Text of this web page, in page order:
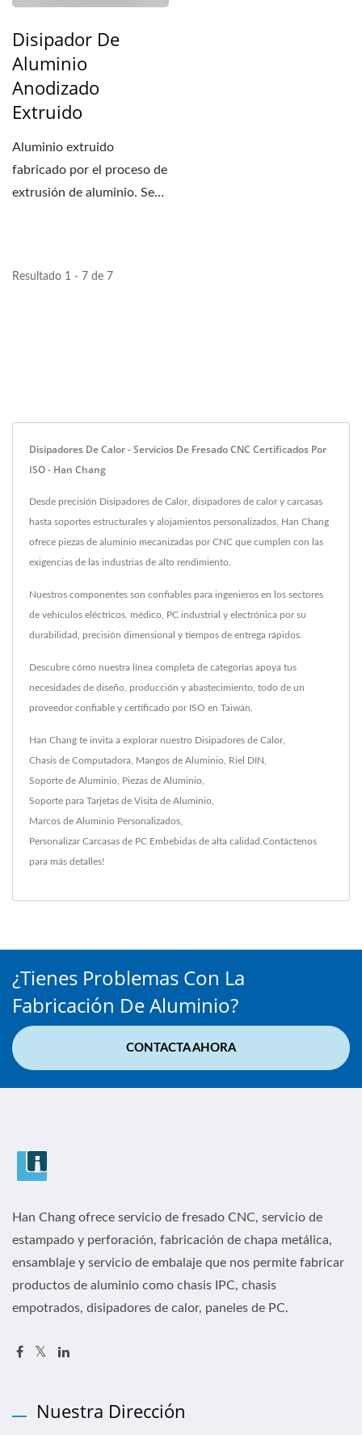
Disipador De
Aluminio
Anodizado
Extruido
Aluminio extruido
fabricado por el proceso de
extrusión de aluminio. Se
Resultado 1 - 7 de 7
Disipadores De Calor - Servicios De Fresado CNC Certificados Por
ISO - Han Chang
Desde precisión Disipadores de Calor, disipadores de calor y carcasas
hasta soportes estructurales y alojamientos personalizados, Han Chang
ofrece piezas de aluminio mecanizadas por CNC que cumplen con las
exigencias de las industrias de alto rendimiento.
Nuestros componentes son confiables para ingenieros en los sectores
de vehículos eléctricos, médico, PC industrial y electrónica por su
durabilidad, precisión dimensional y tiempos de entrega rápidos.
Descubre cómo nuestra línea completa de categorías apoya tus
necesidades de diseño, producción y abastecimiento, todo de un
proveedor confiable y certificado por ISO en Taiwán.
Han Chang te invita a explorar nuestro Disipadores de Calor,
Chasis de Computadora Mangos de Aluminio Riel DIN
Soporte de Aluminio Piezas de Aluminio
Soporte para Tarjetas de Visita de Aluminio
Marcos de Aluminio Personalizados
Personalizar Carcasas de PC Embebidas de alta calidad. Contáctenos
para más detalles!
¿Tienes Problemas Con La
Fabricación De Aluminio?
CONTACTA AHORA
Han Chang ofrece servicio de fresado CNC, servicio de
estampado y perforación, fabricación de chapa metálica,
ensamblaje y servicio de embalaje que nos permite fabricar
productos de aluminio como chasis IPC, chasis
empotrados, disipadores de calor, paneles de PC.
Nuestra Dirección